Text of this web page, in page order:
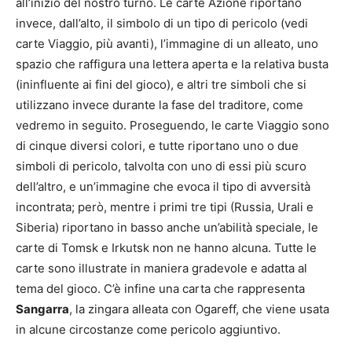
all’inizio del nostro turno. Le carte Azione riportano
invece, dall’alto, il simbolo di un tipo di pericolo (vedi
carte Viaggio, più avanti), l’immagine di un alleato, uno
spazio che raffigura una lettera aperta e la relativa busta
(ininfluente ai fini del gioco), e altri tre simboli che si
utilizzano invece durante la fase del traditore, come
vedremo in seguito. Proseguendo, le carte Viaggio sono
di cinque diversi colori, e tutte riportano uno o due
simboli di pericolo, talvolta con uno di essi più scuro
dell’altro, e un’immagine che evoca il tipo di avversità
incontrata; però, mentre i primi tre tipi (Russia, Urali e
Siberia) riportano in basso anche un’abilità speciale, le
carte di Tomsk e Irkutsk non ne hanno alcuna. Tutte le
carte sono illustrate in maniera gradevole e adatta al
tema del gioco. C’è infine una carta che rappresenta
Sangarra, la zingara alleata con Ogareff, che viene usata
in alcune circostanze come pericolo aggiuntivo.